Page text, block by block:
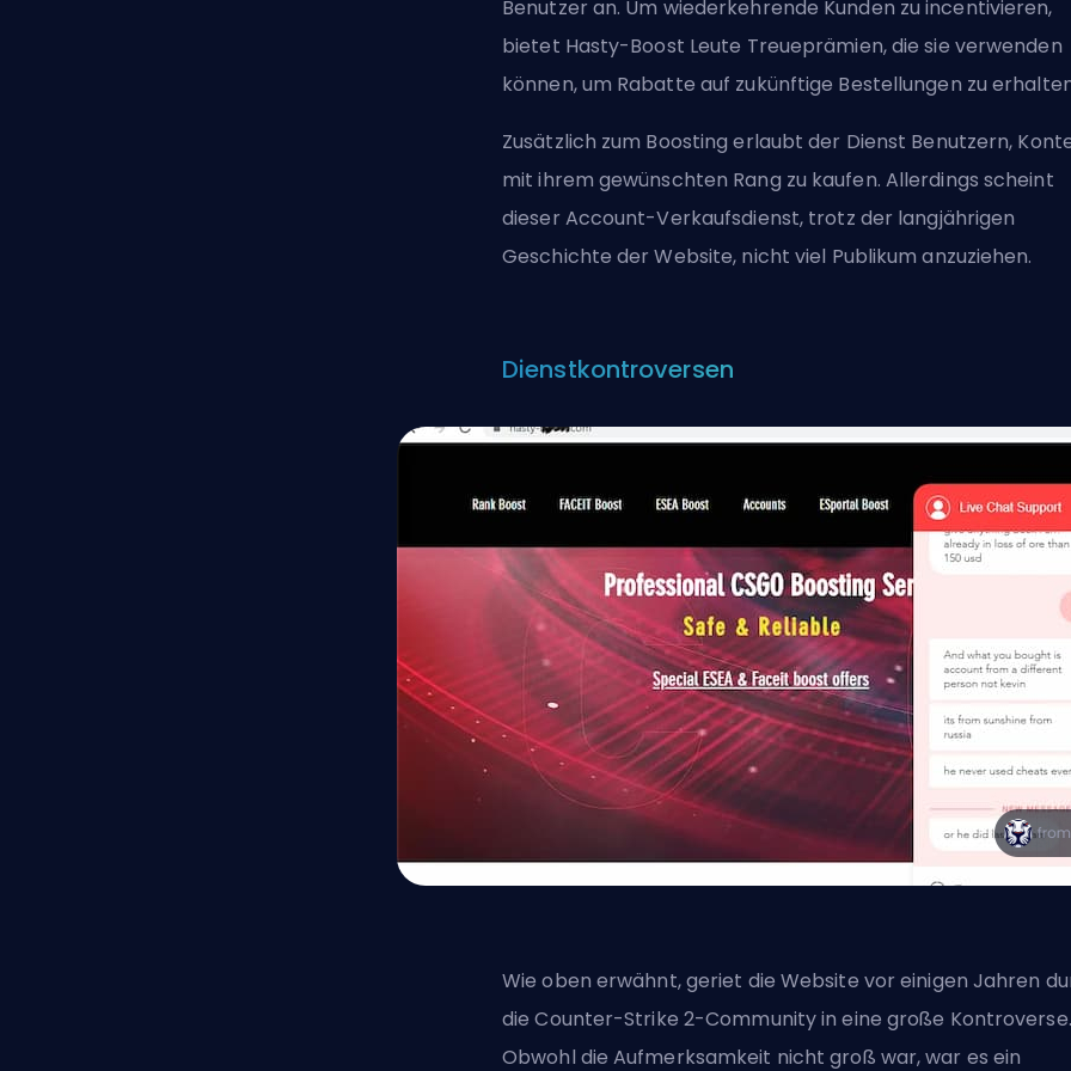
Benutzer an. Um wiederkehrende Kunden zu incentivieren,
bietet Hasty-Boost Leute Treueprämien, die sie verwenden
können, um Rabatte auf zukünftige Bestellungen zu
Zusätzlich zum Boosting erlaubt der Dienst Benutzern,
mit ihrem gewünschten Rang zu kaufen. Allerdings scheint
dieser Account-Verkaufsdienst, trotz der langjährigen
Geschichte der Website, nicht viel Publikum anzuziehen.
Dienstkontroversen
Wie oben erwähnt, geriet die Website vor einigen Jahren
die Counter-Strike 2-Community in eine große Kontroverse.
Obwohl die Aufmerksamkeit nicht groß war, war es ein